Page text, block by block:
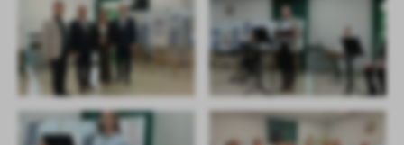
treści w postaci wiadomości, ofert, komunikatów mediów
społecznościowych.